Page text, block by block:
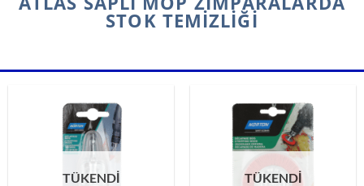
STOK TEMIZLIĞI
TÜKENDİ TÜKENDİ